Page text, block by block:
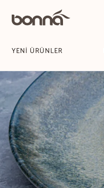
YENİ ÜRÜNLER